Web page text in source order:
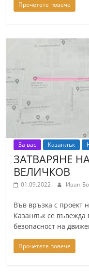
Прочетете повече
За вас Казанлък
ЗАТВАРЯНЕ
ВЕЛИЧКОВ
01.09.2022 Иван
Във връзка с проект
Казанлък се
безопасност на
Прочетете повече